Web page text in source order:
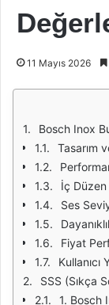
11 Mayıs 2026
Bosch Inox
Tasarım
İç Düzen
Ses
Fiyat
Kullanıcı
SSS (Sıkça
1. Bosch